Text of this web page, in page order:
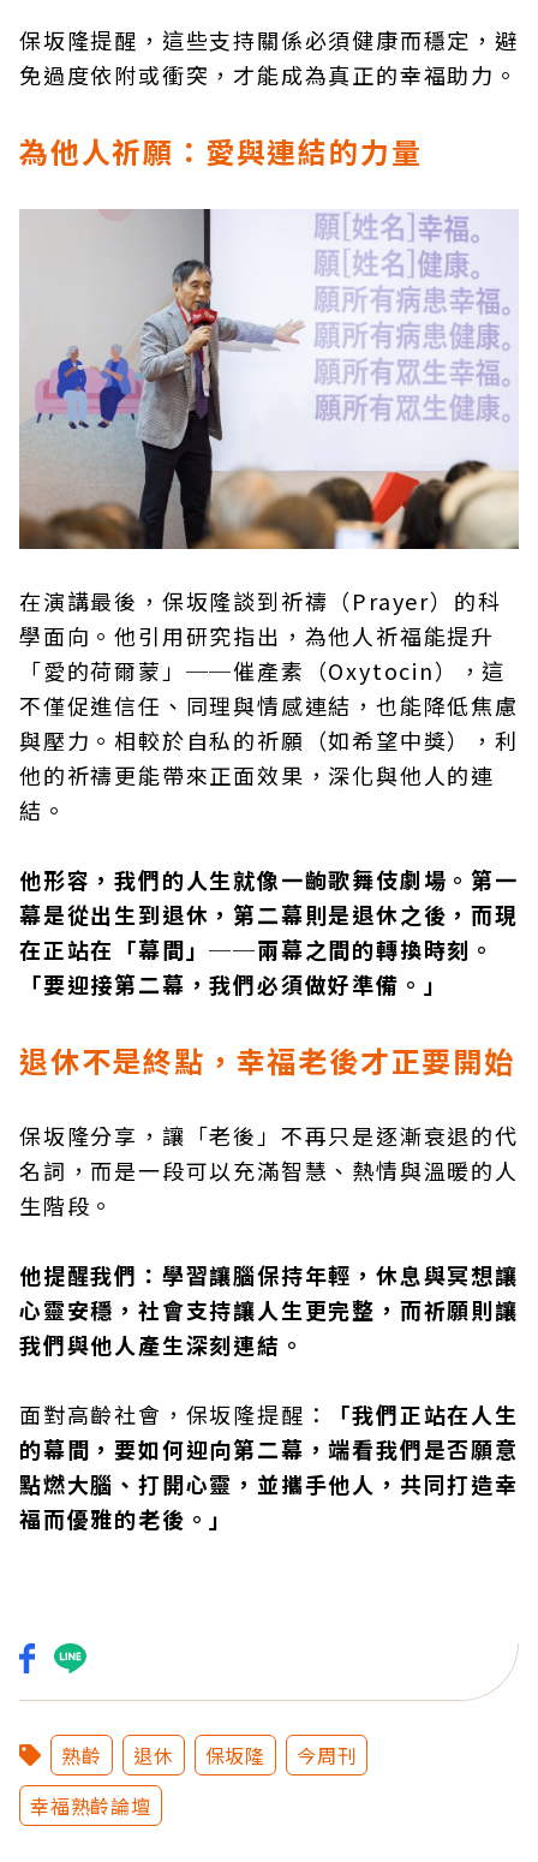
保坂隆提醒，這些支持關係必須健康而穩定，避
免過度依附或衝突，才能成為真正的幸福助力。
為他人祈願：愛與連結的力量
在演講最後，保坂隆談到祈禱（Prayer）的科
學面向。他引用研究指出，為他人祈福能提升
「愛的荷爾蒙」──催產素（Oxytocin），這
不僅促進信任、同理與情感連結，也能降低焦慮
與壓力。相較於自私的祈願（如希望中獎），利
他的祈禱更能帶來正面效果，深化與他人的連
結。
他形容，我們的人生就像一齣歌舞伎劇場。第一
幕是從出生到退休，第二幕則是退休之後，而現
在正站在「幕間」──兩幕之間的轉換時刻。
「要迎接第二幕，我們必須做好準備。」
退休不是終點，幸福老後才正要開始
保坂隆分享，讓「老後」不再只是逐漸衰退的代
名詞，而是一段可以充滿智慧、熱情與溫暖的人
生階段。
他提醒我們：學習讓腦保持年輕，休息與冥想讓
心靈安穩，社會支持讓人生更完整，而祈願則讓
我們與他人產生深刻連結。
面對高齡社會，保坂隆提醒：
「我們正站在人生
的幕間，要如何迎向第二幕，端看我們是否願意
點燃大腦、打開心靈，並攜手他人，共同打造幸
福而優雅的老後。」
熟齡 退休 保坂隆
今周刊
幸福熟齡論壇